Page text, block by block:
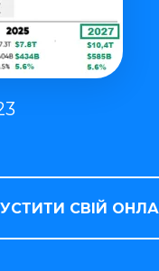
СВІЙ